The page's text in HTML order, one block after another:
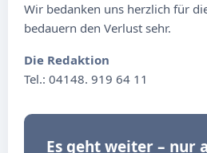
Wir bedanken uns herzlich für
bedauern den Verlust sehr.
Die Redaktion
Tel.: 04148. 919 64 11
Es geht weiter – nur